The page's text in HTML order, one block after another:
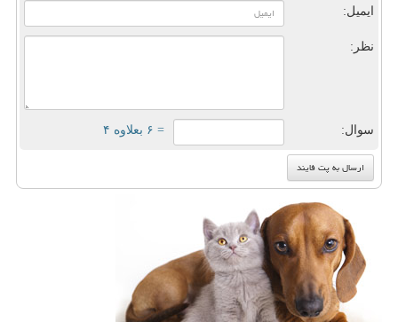
ایمیل:
نظر:
سوال: = ۶ بعلاوه ۴